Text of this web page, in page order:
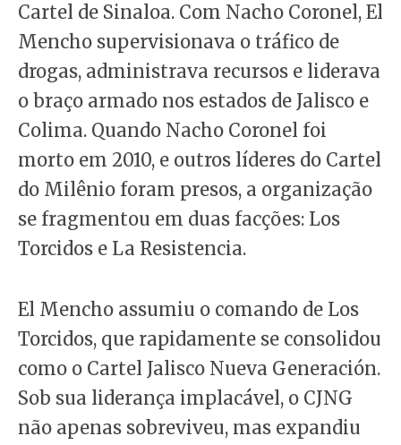
Cartel de Sinaloa. Com Nacho Coronel, El
Mencho supervisionava o tráfico de
drogas, administrava recursos e liderava
o braço armado nos estados de Jalisco e
Colima. Quando Nacho Coronel foi
morto em 2010, e outros líderes do Cartel
do Milênio foram presos, a organização
se fragmentou em duas facções: Los
Torcidos e La Resistencia.
El Mencho assumiu o comando de Los
Torcidos, que rapidamente se consolidou
como o Cartel Jalisco Nueva Generación.
Sob sua liderança implacável, o CJNG
não apenas sobreviveu, mas expandiu